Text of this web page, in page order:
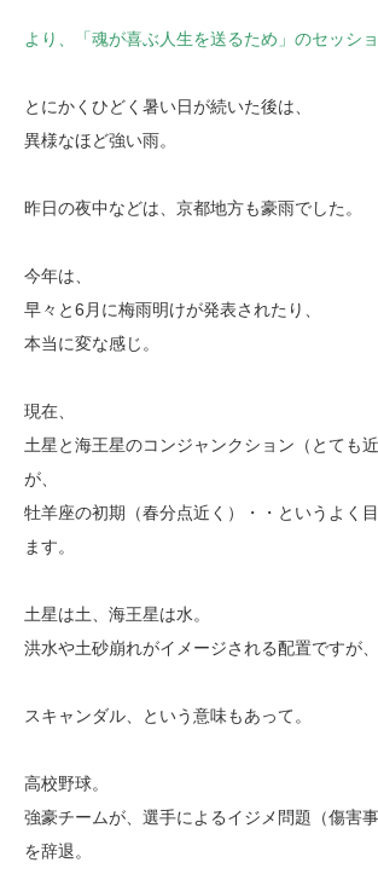
より、「魂が喜ぶ人生を送るため」のセッシ
とにかくひどく暑い日が続いた後は、
異様なほど強い雨。
昨日の夜中などは、京都地方も豪雨でした。
今年は、
早々と6月に梅雨明けが発表されたり、
本当に変な感じ。
現在、
土星と海王星のコンジャンクション（とても
が、
牡羊座の初期（春分点近く）・・というよく
ます。
土星は土、海王星は水。
洪水や土砂崩れがイメージされる配置ですが、
スキャンダル、という意味もあって。
高校野球。
強豪チームが、選手によるイジメ問題（傷害
を辞退。